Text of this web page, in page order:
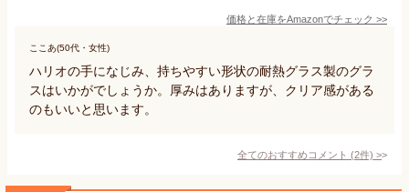
価格と在庫をAmazonでチェック >>
ここあ(50代・女性)
ハリオの手になじみ、持ちやすい形状の耐熱グラス製のグラ
スはいかがでしょうか。厚みはありますが、クリア感がある
のもいいと思います。
全てのおすすめコメント (2件) >